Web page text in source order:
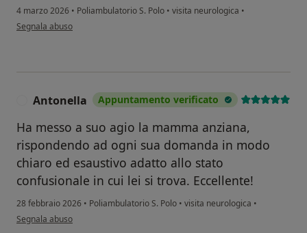
4 marzo 2026 • Poliambulatorio S. Polo • visita neurologica •
secondo l'opinione dell'utente G.C.
Segnala abuso
Antonella Appuntamento verificato
Ha messo a suo agio la mamma anziana,
rispondendo ad ogni sua domanda in modo
chiaro ed esaustivo adatto allo stato
confusionale in cui lei si trova. Eccellente!
28 febbraio 2026 • Poliambulatorio S. Polo • visita neurologica •
secondo l'opinione dell'utente Antonella
Segnala abuso